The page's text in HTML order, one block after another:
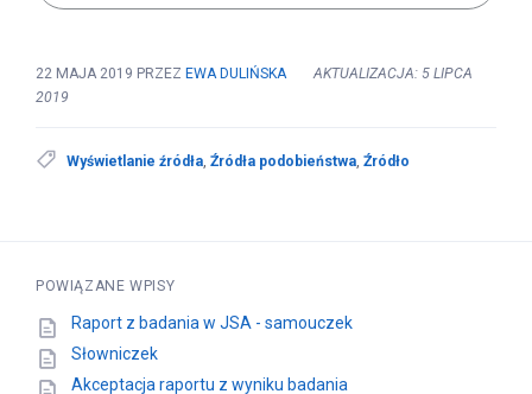
22 MAJA 2019 PRZEZ EWA DULIŃSKA
AKTUALIZACJA: 5 LIPCA
2019
Wyświetlanie źródła, Źródła podobieństwa, Źródło
POWIĄZANE WPISY
Raport z badania w JSA - samouczek
Słowniczek
Akceptacja raportu z wyniku badania